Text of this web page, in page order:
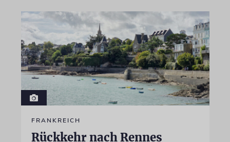
FRANKREICH
Rückkehr nach Rennes